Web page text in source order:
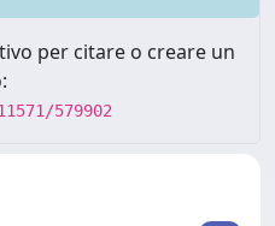
per citare o creare un
579902